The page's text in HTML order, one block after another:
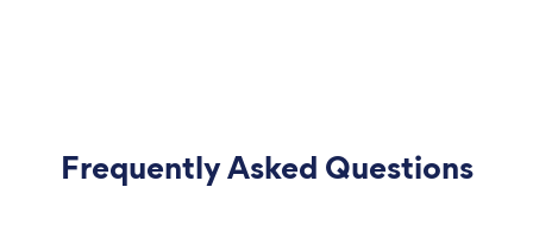
Frequently Asked Questions